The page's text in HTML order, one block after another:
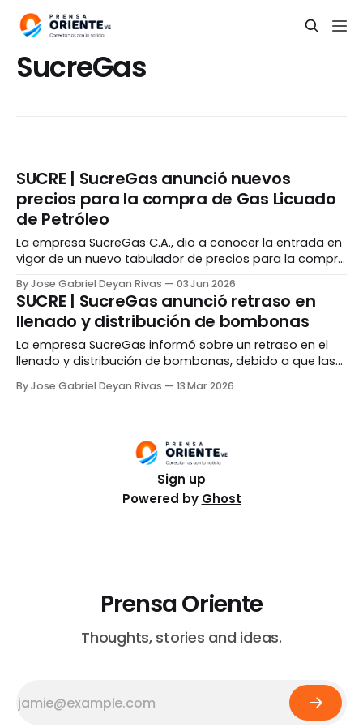
SucreGas
SUCRE | SucreGas anunció nuevos
precios para la compra de Gas Licuado
de Petróleo
La empresa SucreGas C.A., dio a conocer la entrada en
vigor de un nuevo tabulador de precios para la compra
cual se actualizará a finales de cada mes de acuerdo
a la tasa oficial del dólar del Banco Central
By Jose Gabriel Deyan Rivas 03 Jun 2026
SUCRE | SucreGas anunció retraso en
llenado y distribución de bombonas
La empresa SucreGas informó sobre un retraso en el
llenado y distribución de bombonas, debido a que las
encuentran abasteciéndose en la Fuente de Suministro
By Jose Gabriel Deyan Rivas 13 Mar 2026
Sign up
Powered by Ghost
Prensa Oriente
Thoughts, stories and ideas.